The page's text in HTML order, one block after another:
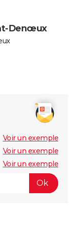
Denœux
Voir un exemple
Voir un exemple
Voir un exemple